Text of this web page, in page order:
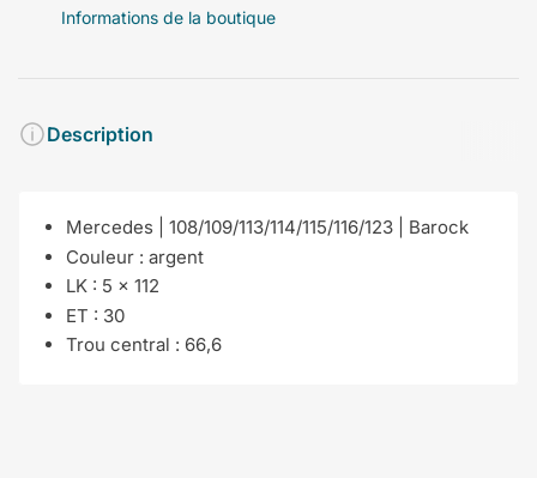
Informations de la boutique
Description
Mercedes | 108/109/113/114/115/116/123 | Barock
Couleur : argent
LK : 5 x 112
ET : 30
Trou central : 66,6